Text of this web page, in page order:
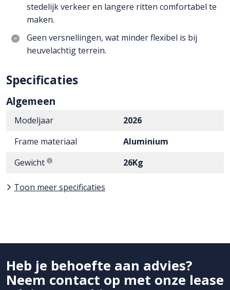
stedelijk verkeer en langere ritten comfortabel te
maken.
Geen versnellingen, wat minder flexibel is bij
heuvelachtig terrein.
Specificaties
Algemeen
Modeljaar
2026
Frame materiaal
Aluminium
Gewicht
26Kg
Toon meer specificaties
Heb je behoefte aan advies?
Neem contact op met onze lease